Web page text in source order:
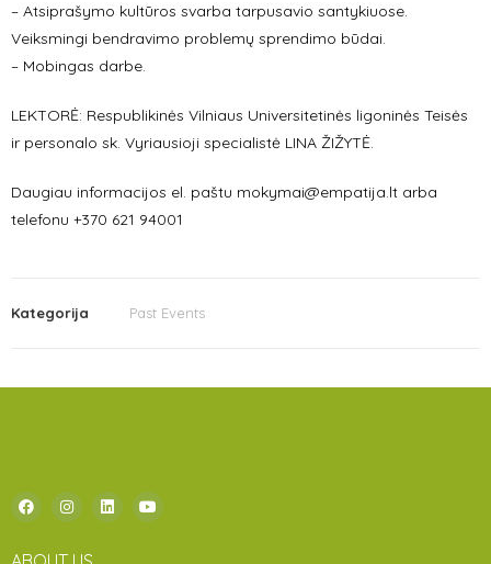
– Atsiprašymo kultūros svarba tarpusavio santykiuose.
Veiksmingi bendravimo problemų sprendimo būdai.
– Mobingas darbe.
LEKTORĖ: Respublikinės Vilniaus Universitetinės ligoninės Teisės
ir personalo sk. Vyriausioji specialistė LINA ŽIŽYTĖ.
Daugiau informacijos el. paštu mokymai@empatija.lt arba
telefonu +370 621 94001
Kategorija Past Events